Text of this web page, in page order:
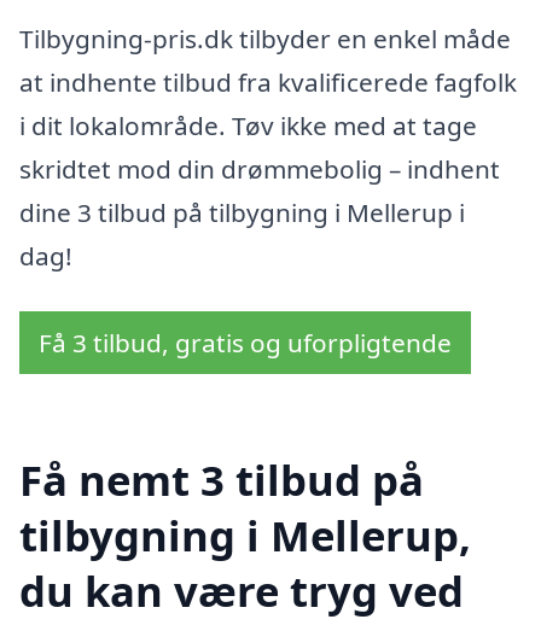
Tilbygning-pris.dk tilbyder en enkel måde
at indhente tilbud fra kvalificerede fagfolk
i dit lokalområde. Tøv ikke med at tage
skridtet mod din drømmebolig – indhent
dine 3 tilbud på tilbygning i Mellerup i
dag!
Få 3 tilbud, gratis og uforpligtende
Få nemt 3 tilbud på
tilbygning i Mellerup,
du kan være tryg ved